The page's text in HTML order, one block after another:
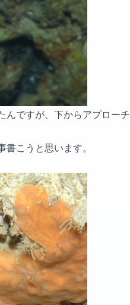
ですが、下からアプロー
こうと思います。